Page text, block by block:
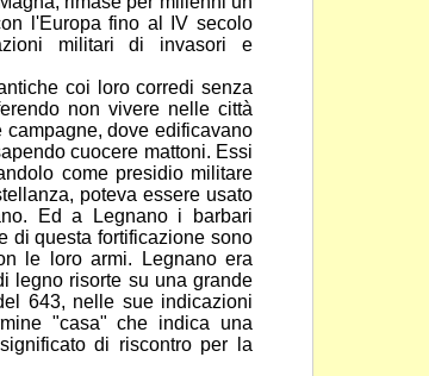
l'Europa fino al IV secolo
militari di invasori e
coi loro corredi senza
non vivere nelle città
dove edificavano
cuocere mattoni. Essi
come presidio militare
poteva essere usato
Ed a Legnano i barbari
di questa fortificazione sono
le loro armi. Legnano era
legno risorte su una grande
643, nelle sue indicazioni
"casa" che indica una
di riscontro per la